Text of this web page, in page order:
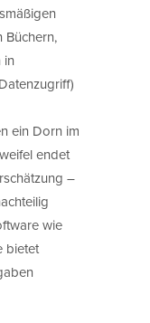
Büchern,
in
ein Dorn im
endet
–
wie
bietet